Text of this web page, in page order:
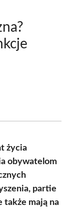
życia
obywatelom
partie
także mają na